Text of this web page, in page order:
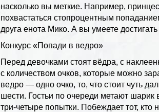
насколько вы меткие. Например,
похвастаться стопроцентным
друга енота Мико. А вы умеете
Конкурс «Попади в ведро»
Перед девочками стоят вёдра, с
с количеством очков, которые можно
ведро — одно очко, то, что стоит чуть
шести. Гостьи по очереди метают шарик
три-четыре попытки. Побеждает тот, кто